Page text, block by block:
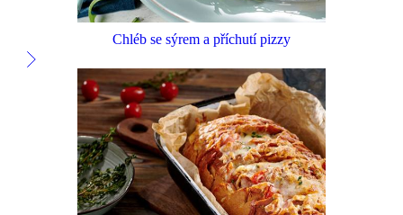
Chléb se sýrem a příchutí pizzy